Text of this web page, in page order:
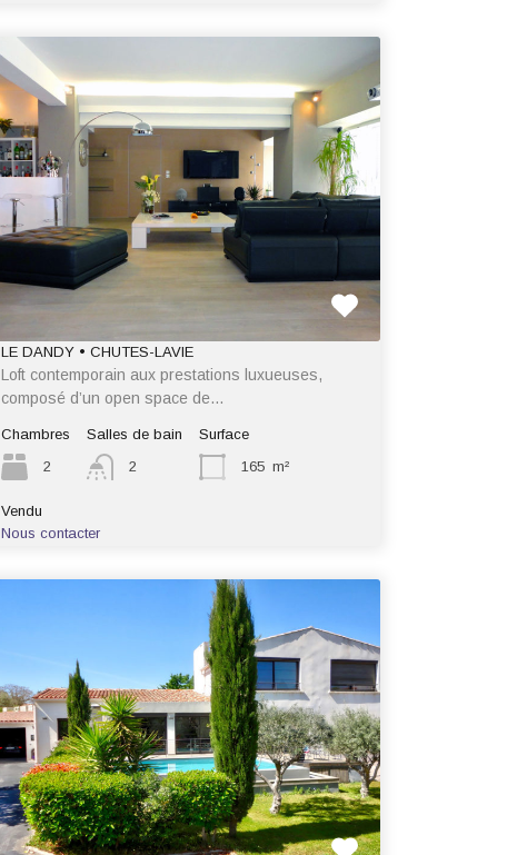
LE DANDY • CHUTES-LAVIE
Loft contemporain aux prestations luxueuses,
composé d’un open space de…
Chambres
2
Salles de bain
2
Surface
165 m²
Vendu
Nous contacter